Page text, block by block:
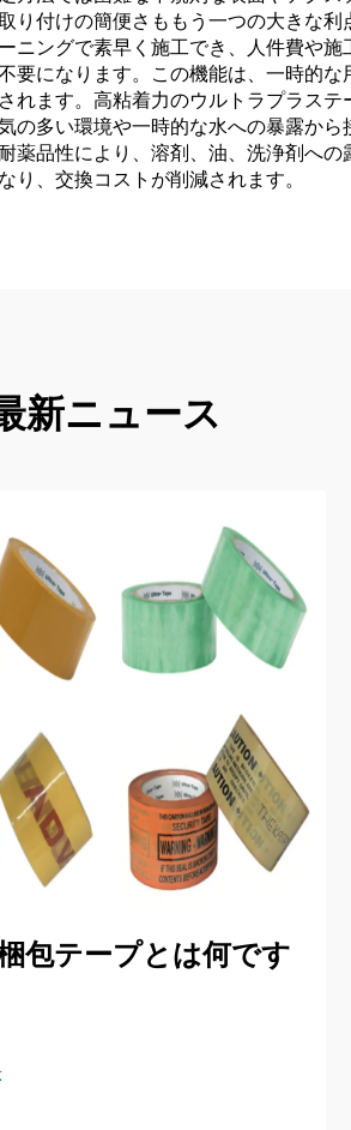
付けの簡便さももう一つの大きな
ングで素早く施工でき、人件費や
になります。この機能は、一時的
ます。高粘着力のウルトラプラステ
多い環境や一時的な水への暴露か
品性により、溶剤、油、洗浄剤へ
、交換コストが削減されます。
新ニュース
包テープとは何です